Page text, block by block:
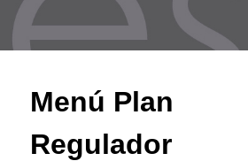
Menú Plan
Regulador